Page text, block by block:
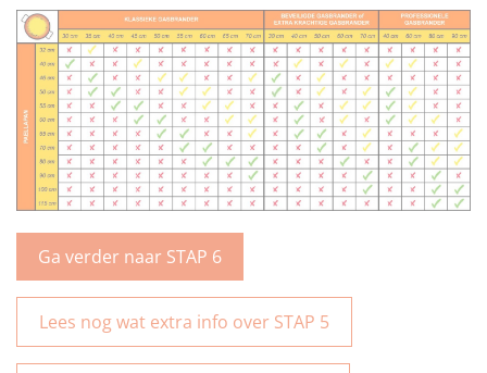
Ga verder naar STAP 6
Lees nog wat extra info over STAP 5